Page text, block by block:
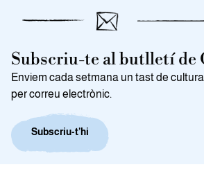
Subscriu-te al butlletí de
Enviem cada setmana un tast de
per correu electrònic.
Subscriu-t’hi